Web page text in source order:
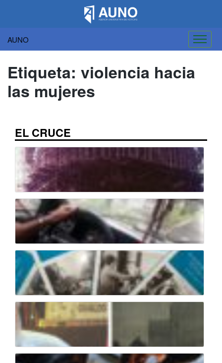
AUNO
contenido
Etiqueta: violencia hacia
las mujeres
EL CRUCE